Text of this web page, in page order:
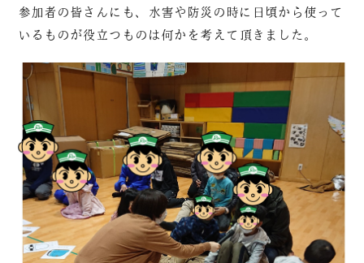
参加者の皆さんにも、水害や防災の時に日頃から使って
いるものが役立つものは何かを考えて頂きました。